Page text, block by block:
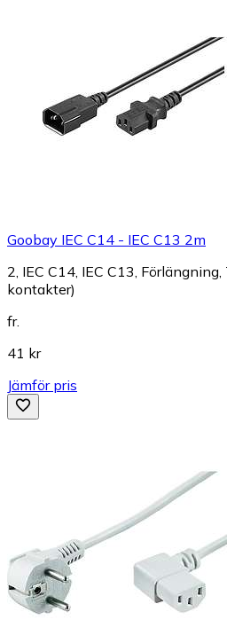
Goobay IEC C14 - IEC C13 2m
2, IEC C14, IEC C13,
kontakter)
fr.
41 kr
Jämför pris